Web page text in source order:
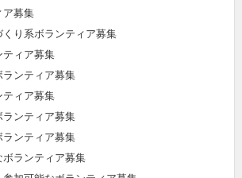
ア募集
り系ボランティア募集
ティア募集
ランティア募集
ティア募集
ンティア募集
ンティア募集
ランティア募集